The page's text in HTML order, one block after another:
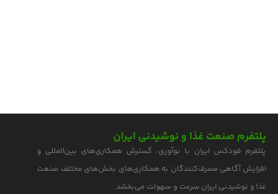
پلتفرم صنعت غذا و نوشیدنی ایران
پلتفرم فودکس ایران با نوآوری، گسترش همکاری‌های بین‌المللی و
افزایش آگاهی مصرف‌کنندگان به همکاری‌های بخش‌های مختلف صنعت
غذا و نوشیدنی ایران سرعت و سهولت می‌بخشد.